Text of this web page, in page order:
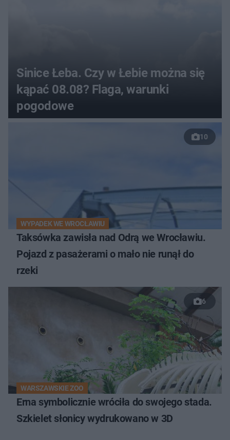
Sinice Łeba. Czy w Łebie można się
kąpać 08.08? Flaga, warunki
pogodowe
10
WYPADEK WE WROCŁAWIU
Taksówka zawisła nad Odrą we Wrocławiu.
Pojazd z pasażerami o mało nie runął do
rzeki
6
WARSZAWSKIE ZOO
Erna symbolicznie wróciła do swojego stada.
Szkielet słonicy wydrukowano w 3D